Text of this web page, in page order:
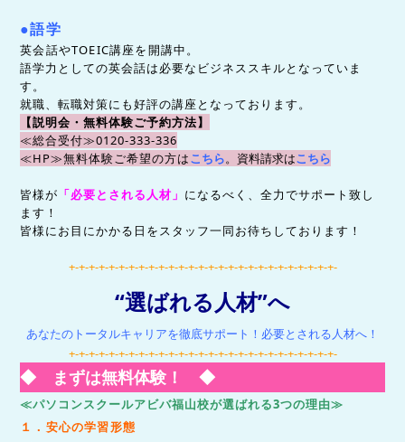
●語学
英会話やTOEIC講座を開講中。
語学力としての英会話は必要なビジネススキルとなっていま
す。
就職、転職対策にも好評の講座となっております。
【説明会・無料体験ご予約方法】
≪総合受付≫0120-333-336
≪HP≫無料体験ご希望の方はこちら。 資料請求はこちら
皆様が 「必要とされる人材」 になるべく、全力でサポート致し
ます！
皆様にお目にかかる日をスタッフ一同お待ちしております！
+-+-+-+-+-+-+-+-+-+-+-+-+-+-+-+-+-+-+-+-+-+-+-+-+-+-+-
“選ばれる人材”へ
あなたのトータルキャリアを徹底サポート！必要とされる人材へ！
+-+-+-+-+-+-+-+-+-+-+-+-+-+-+-+-+-+-+-+-+-+-+-+-+-+-+-
◆ まずは無料体験！ ◆
≪パソコンスクールアビバ福山校が選ばれる3つの理由≫
１ ．安心の学習形態